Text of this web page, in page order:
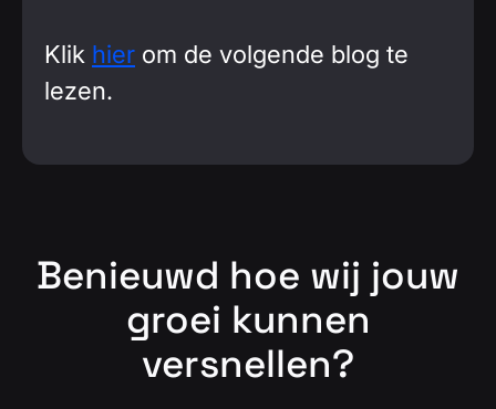
Klik hier om de volgende blog te
lezen.
Benieuwd hoe wij jouw
groei kunnen
versnellen?